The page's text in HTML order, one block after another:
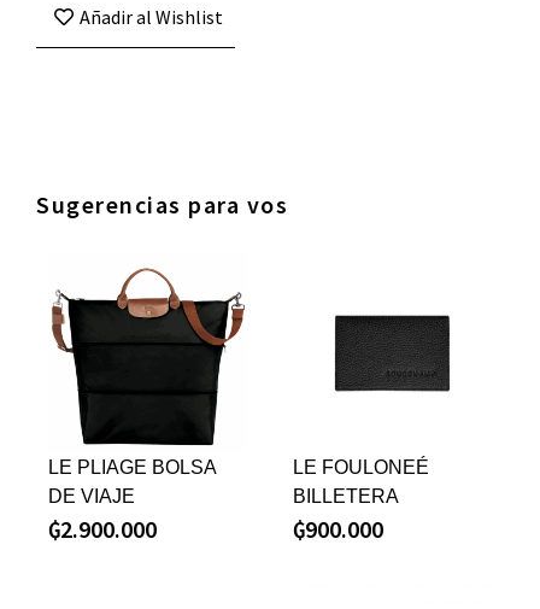
Añadir al Wishlist
Sugerencias para vos
LE PLIAGE BOLSA
DE VIAJE
₲2.900.000
LE FOULONEÉ
BILLETERA
₲900.000